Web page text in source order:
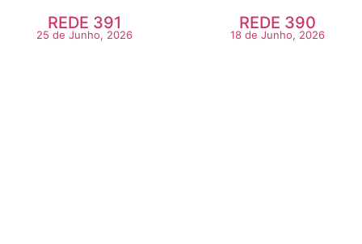
REDE 391
25 de Junho, 2026
REDE 390
18 de Junho, 2026